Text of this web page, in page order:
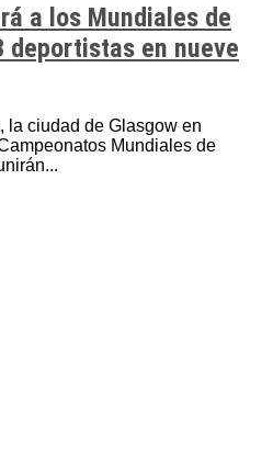
a los Mundiales de
deportistas en nueve
la ciudad de Glasgow en
Mundiales de